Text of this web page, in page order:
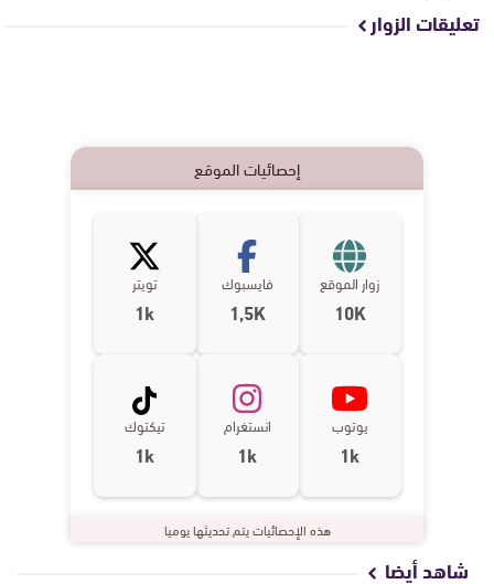
تعليقات الزوار
إحصائيات الموقع
زوار الموقع
10K
فايسبوك
1,5K
تويتر
1k
يوتوب
1k
انستغرام
1k
تيكتوك
1k
هذه الإحصائيات يتم تحديثها يوميا
شاهد أيضا